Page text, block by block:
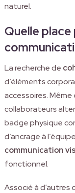
naturel.
Quelle place
La recherche de
d’éléments
accessoires.
collaborateurs
badge physique
d’ancrage à
communication
fonctionnel.
Associé à